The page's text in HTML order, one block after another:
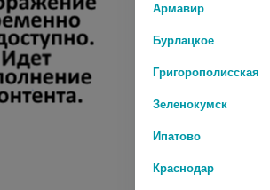
Армавир
Бурлацкое
Григорополисская
Зеленокумск
Ипатово
Краснодар